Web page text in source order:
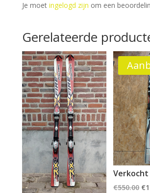
Je moet ingelogd zijn om een
Gerelateerde
Verkocht
€550.00 €